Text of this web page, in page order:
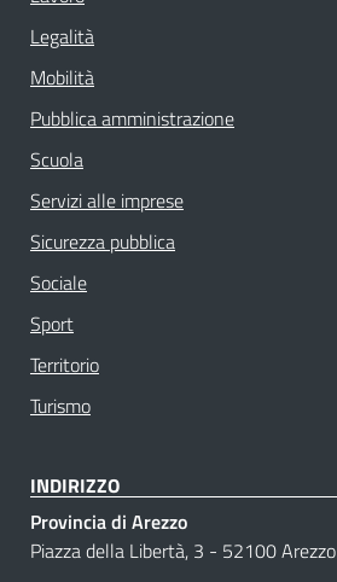
Legalità
Mobilità
Pubblica amministrazione
Scuola
Servizi alle imprese
Sicurezza pubblica
Sociale
Sport
Territorio
Turismo
INDIRIZZO
Provincia di Arezzo
Piazza della Libertà, 3 - 52100 Arezzo